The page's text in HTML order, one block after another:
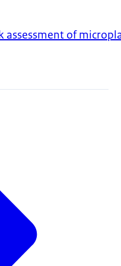
assessment of